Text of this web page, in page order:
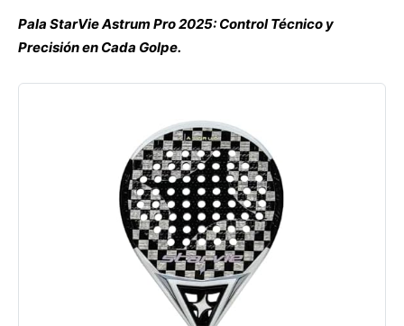
Pala StarVie Astrum Pro 2025: Control Técnico y
Precisión en Cada Golpe.